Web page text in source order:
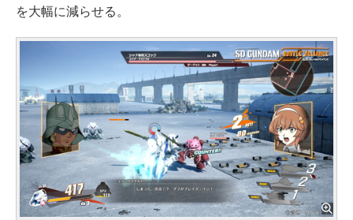
を大幅に減らせる。